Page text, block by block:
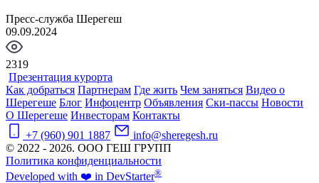
Пресс-служба Шерегеш
09.09.2024
2319
Презентация курорта
Как добраться Партнерам Где жить Чем заняться Видео о
Шерегеше Блог Инфоцентр Объявления Ски-пассы Новости
О Шерегеше Инвесторам Контакты
+7 (960) 901 1887
info@sheregesh.ru
© 2022 - 2026. ООО ГЕШ ГРУПП
Политика конфиденциальности
Developed with ❤️ in DevStarter®